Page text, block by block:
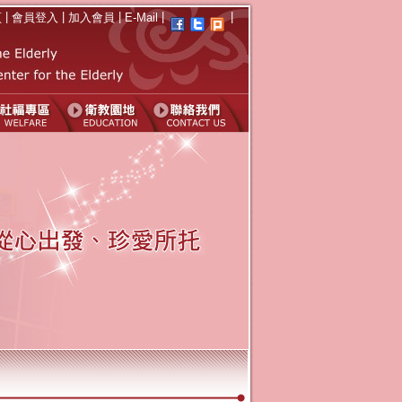
會員登入 加入會員 | E-Mail | |